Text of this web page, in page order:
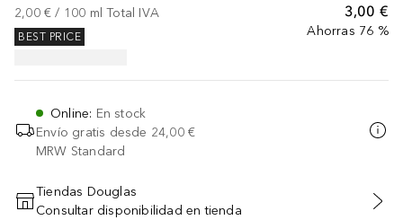
3,00 €
Ahorras 76 %
2,00 € / 100 ml Total IVA
BEST PRICE
Online: En stock
Envío gratis desde 24,00 €
MRW Standard
AÑADIR AL CARRITO
Tiendas Douglas
Consultar disponibilidad en tienda